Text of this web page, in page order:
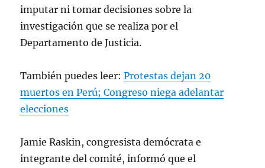
imputar ni tomar decisiones sobre la
investigación que se realiza por el
Departamento de Justicia.
También puedes leer:Protestas dejan 20
muertos en Perú; Congreso niega adelantar
elecciones
Jamie Raskin, congresista demócrata e
integrante del comité, informó que el